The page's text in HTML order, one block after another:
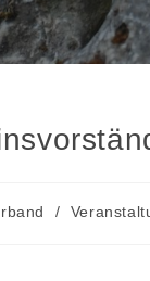
/